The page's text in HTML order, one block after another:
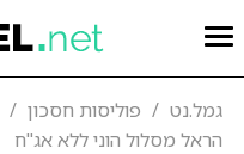
גמל.נט פוליסות חסכון
הראל מסלול הוני ללא אג"ח